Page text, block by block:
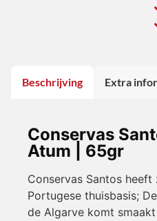
Beschrijving Extra
Conservas
Atum | 65gr
Conservas Santos
Portugese thuisbasis;
de Algarve komt